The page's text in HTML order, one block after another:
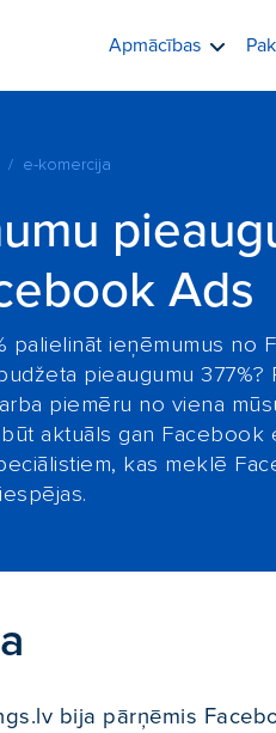
Apmācības
e-komercija
Ads
palielināt ieņēmumus no
pieaugumu 377%?
piemēru no viena
aktuāls gan Facebook
kas meklē
bija pārņēmis